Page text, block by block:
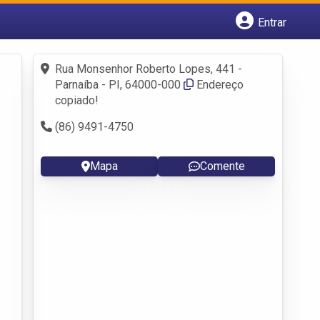
Entrar
Fazer login
Criar conta
Rua Monsenhor Roberto Lopes, 441 -
Parnaíba - PI, 64000-000
Endereço
copiado!
(86) 9491-4750
Mapa Comente